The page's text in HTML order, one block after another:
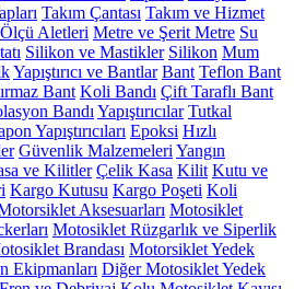
Takım Çantası Takım ve Hizmet
Ölçü Aletleri Metre ve Şerit Metre Su
Silikon ve Mastikler Silikon Mum
Yapıştırıcı ve Bantlar Bant Teflon Bant
Bant Koli Bandı Çift Taraflı Bant
Bandı Yapıştırıcılar Tutkal
Yapıştırıcıları Epoksi Hızlı
Güvenlik Malzemeleri Yangın
ve Kilitler Çelik Kasa Kilit Kutu ve
Kargo Kutusu Kargo Poşeti Koli
Aksesuarları Motosiklet
Motosiklet Rüzgarlık ve Siperlik
Brandası Motorsiklet Yedek
Ekipmanları Diğer Motosiklet Yedek